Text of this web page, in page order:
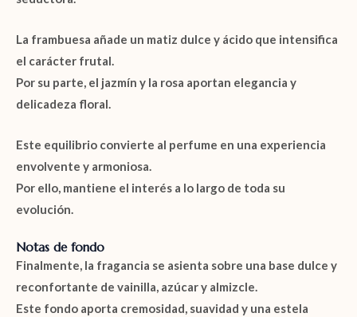
La frambuesa añade un matiz dulce y ácido que intensifica
el carácter frutal.
Por su parte, el jazmín y la rosa aportan elegancia y
delicadeza floral.
Este equilibrio convierte al perfume en una experiencia
envolvente y armoniosa.
Por ello, mantiene el interés a lo largo de toda su
evolución.
Notas de fondo
Finalmente, la fragancia se asienta sobre una base dulce y
reconfortante de vainilla, azúcary almizcle.
Este fondo aporta cremosidad, suavidad y una estela